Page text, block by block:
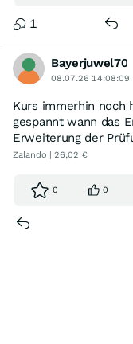
1
Bayerjuwel70
08.07.26 14:08:09
Kurs immerhin noch
gespannt wann das
Erweiterung der
Zalando | 26,02 €
0 0